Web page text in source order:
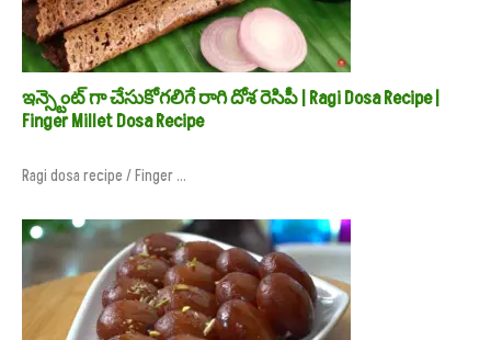
ఇన్స్టెంట్ గా చేసుకోగలిగే రాగి దోశ రెసిపీ | Ragi Dosa Recipe |
Finger Millet Dosa Recipe
Ragi dosa recipe / Finger ...